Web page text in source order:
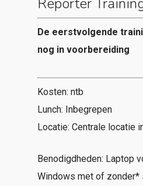
De eerstvolgende
nog in voorbereiding
Kosten: ntb
Lunch: Inbegrepen
Locatie: Centrale locatie
Benodigdheden: Laptop
Windows met of zonder*